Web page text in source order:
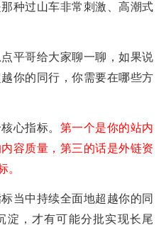
种过山车非常刺激、高潮式
平哥给大家聊一聊，如果说
你的同行，你需要在哪些方
心指标。 第一个是你的站内
容质量，第三的话是外链资
。
当中持续全面地超越你的同
淀，才有可能分批实现长尾